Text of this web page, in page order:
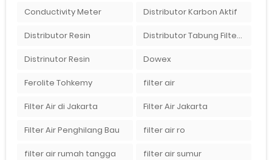
Conductivity Meter Distributor Karbon Aktif
Distributor Resin Distributor Tabung Filter Air FRP1054 di Bandung
Distrinutor Resin Dowex
Ferolite Tohkemy filter air
Filter Air di Jakarta Filter Air Jakarta
Filter Air Penghilang Bau filter air ro
filter air rumah tangga filter air sumur